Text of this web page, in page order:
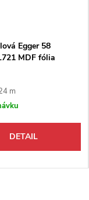
Egger 58
MDF fólia
m
DETAIL